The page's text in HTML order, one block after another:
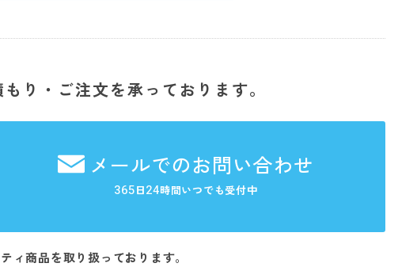
り・ご注文を承っております。
メールでのお問い合わせ
365日24時間いつでも受付中
ィ商品を取り扱っております。